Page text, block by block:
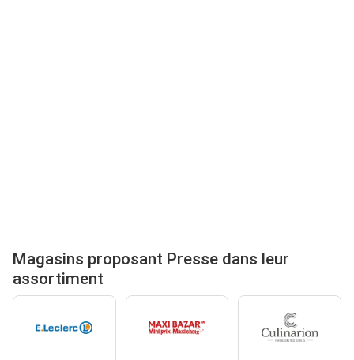
Magasins proposant Presse dans leur
assortiment